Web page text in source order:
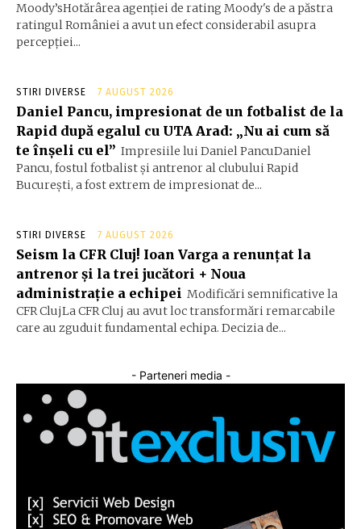
Moody’sHotărârea agenției de rating Moody's de a păstra
ratingul României a avut un efect considerabil asupra
percepției...
STIRI DIVERSE 7 AUGUST 2026
Daniel Pancu, impresionat de un fotbalist de la
Rapid după egalul cu UTA Arad: „Nu ai cum să
te înșeli cu el” Impresiile lui Daniel PancuDaniel
Pancu, fostul fotbalist și antrenor al clubului Rapid
București, a fost extrem de impresionat de...
STIRI DIVERSE 7 AUGUST 2026
Seism la CFR Cluj! Ioan Varga a renunțat la
antrenor și la trei jucători + Noua
administrație a echipei Modificări semnificative la
CFR ClujLa CFR Cluj au avut loc transformări remarcabile
care au zguduit fundamental echipa. Decizia de...
- Parteneri media -